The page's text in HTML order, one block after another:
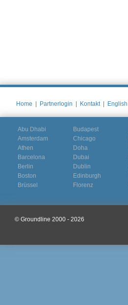
Home Partnerlogin Kontakt English
Abu Dhabi
Amsterdam
Athen
Barcelona
Berlin
Boston
Brüssel
Budapest
Chicago
Doha
Dubai
Dublin
Edinburgh
Florenz
© Groundline 2000 - 2026